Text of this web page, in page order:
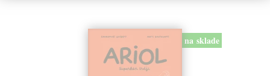
na sklade